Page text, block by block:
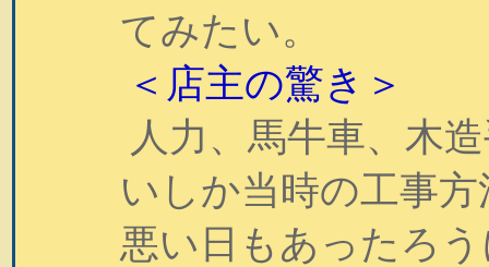
てみたい。
＜店主の驚き＞
人力、馬牛車、木
いしか当時の工事
悪い日もあったろ